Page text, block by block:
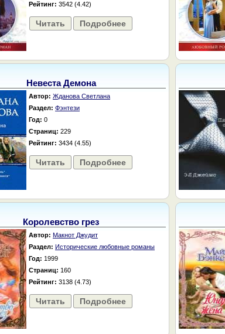
Рейтинг: 3542 (4.42)
Читать Подробнее
Невеста Демона
Автор: Жданова Светлана
Раздел: Фэнтези
Год: 0
Страниц: 229
Рейтинг: 3434 (4.55)
Читать Подробнее
Королевство грез
Автор: Макнот Джудит
Раздел: Исторические любовные романы
Год: 1999
Страниц: 160
Рейтинг: 3138 (4.73)
Читать Подробнее